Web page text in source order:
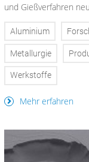
und Gießverfahren
Aluminium
Metallurgie
Werkstoffe
Mehr erfahren